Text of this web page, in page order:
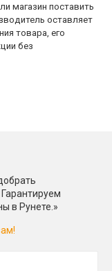
магазин поставить
оставляет
товара, его
без
в Рунете.»